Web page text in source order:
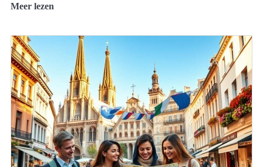
Meer lezen